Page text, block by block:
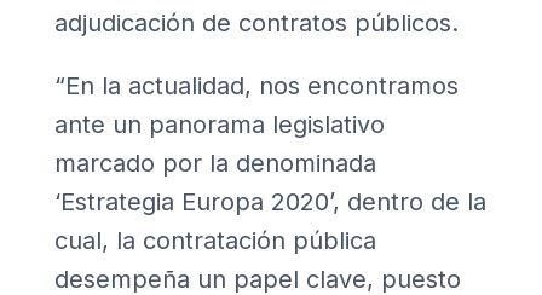
adjudicación de contratos públicos.
“En la actualidad, nos encontramos
ante un panorama legislativo
marcado por la denominada
‘Estrategia Europa 2020’, dentro de la
cual, la contratación pública
desempeña un papel clave, puesto